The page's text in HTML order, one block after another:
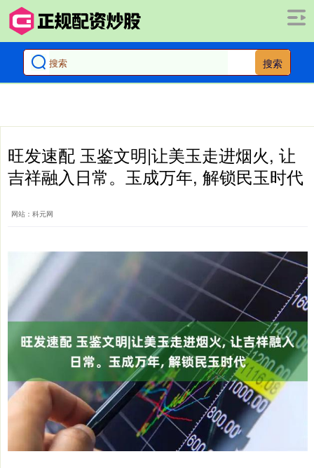
搜索
旺发速配 玉鉴文明|让美玉走进烟火, 让
吉祥融入日常。玉成万年, 解锁民玉时代
网站：科元网